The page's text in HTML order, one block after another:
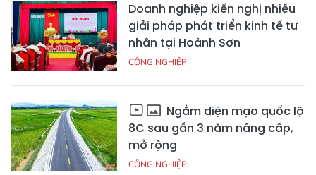
Doanh nghiệp kiến nghị nhiều
giải pháp phát triển kinh tế tư
nhân tại Hoành Sơn
CÔNG NGHIỆP
Ngắm diện mạo quốc lộ
8C sau gần 3 năm nâng cấp,
mở rộng
CÔNG NGHIỆP